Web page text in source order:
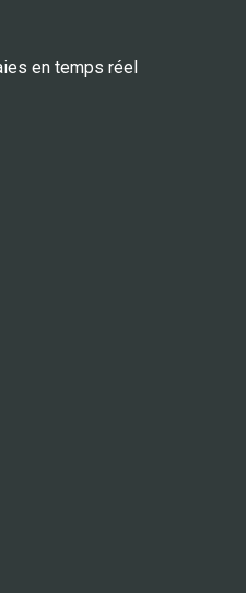
en temps réel